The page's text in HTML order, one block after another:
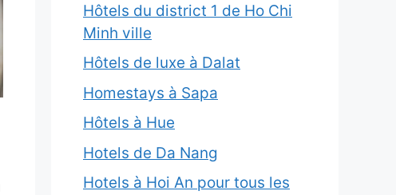
Hôtels du district 1 de Ho Chi
Minh ville
Hôtels de luxe à Dalat
Homestays à Sapa
Hôtels à Hue
Hotels de Da Nang
Hotels à Hoi An pour tous les